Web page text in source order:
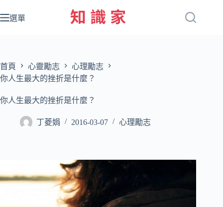
至
容
選單
首頁 心靈勵志
心理勵志
你人生最大的挫折是什麼？
你人生最大的挫折是什麼？
丁菱娟 2016-03-07 心理勵志